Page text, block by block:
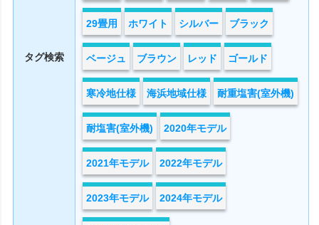
タグ検索
29畳用 ホワイト シルバー ブラック
ベージュ ブラウン レッド ゴールド
寒冷地仕様 海浜地域仕様 耐重塩害(室外機)
耐塩害(室外機) 2020年モデル
2021年モデル 2022年モデル
2023年モデル 2024年モデル